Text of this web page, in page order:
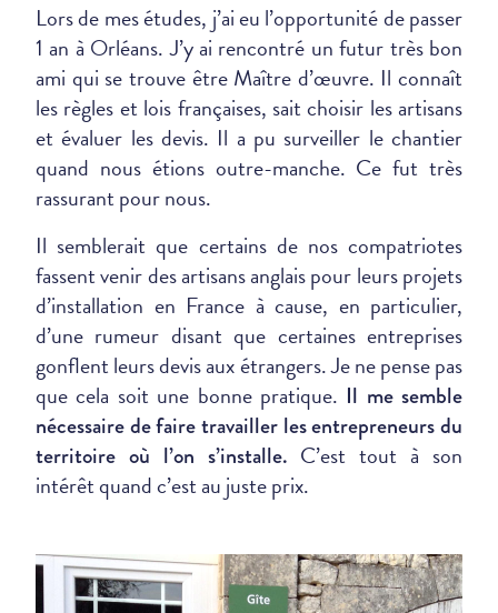
Lors de mes études, j’ai eu l’opportunité de passer
1 an à Orléans. J’y ai rencontré un futur très bon
ami qui se trouve être Maître d’œuvre. Il connaît
les règles et lois françaises, sait choisir les artisans
et évaluer les devis. Il a pu surveiller le chantier
quand nous étions outre-manche. Ce fut très
rassurant pour nous.
Il semblerait que certains de nos compatriotes
fassent venir des artisans anglais pour leurs projets
d’installation en France à cause, en particulier,
d’une rumeur disant que certaines entreprises
gonflent leurs devis aux étrangers. Je ne pense pas
que cela soit une bonne pratique. Il me semble
nécessaire de faire travailler les entrepreneurs du
territoire où l’on s’installe. C’est tout à son
intérêt quand c’est au juste prix.